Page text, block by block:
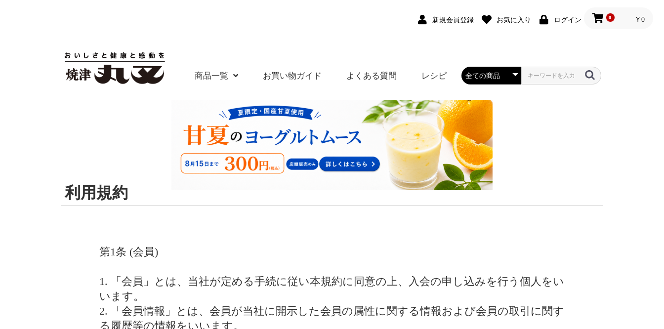
新規会員登録 お気に入り ログイン 0 ￥0
商品一覧 お買い物ガイド よくある質問 レシピ
利用規約
第1条 (会員)
1. 「会員」とは、当社が定める手続に従い本規約に同意の上、入会の申し込みを行う個人をい
います。
2. 「会員情報」とは、会員が当社に開示した会員の属性に関する情報および会員の取引に関す
る履歴等の情報をいいます。